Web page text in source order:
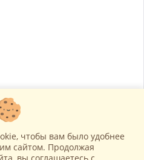
© Все права защищены
чтобы вам было удобнее
сайтом. Продолжая